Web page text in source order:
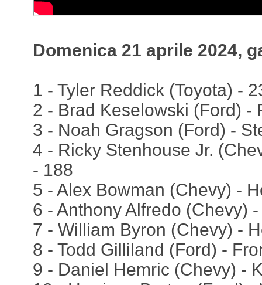
Domenica 21 aprile 2024,
1 - Tyler Reddick (Toyota) -
2 - Brad Keselowski (Ford) -
3 - Noah Gragson (Ford) -
4 - Ricky Stenhouse Jr.
- 188
5 - Alex Bowman (Chevy) -
6 - Anthony Alfredo (Chevy)
7 - William Byron (Chevy) -
8 - Todd Gilliland (Ford) -
9 - Daniel Hemric (Chevy) -